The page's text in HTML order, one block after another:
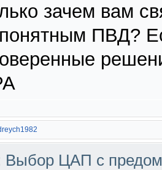
зачем вам
ПВД?
Выбор ЦАП с